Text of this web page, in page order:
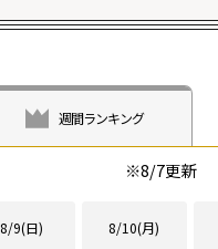
週間ランキング
※8/7更新
8/9(日) 8/10(月)